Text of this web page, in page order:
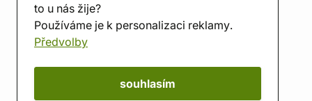
to u nás žije?
Používáme je k personalizaci reklamy.
Předvolby
souhlasím
Herna
O nás
Hodnocení obchodu